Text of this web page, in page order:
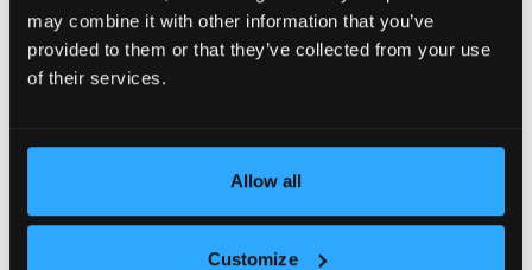
may combine it with other information that you’ve
provided to them or that they’ve collected from your use
of their services.
Allow all
Customize